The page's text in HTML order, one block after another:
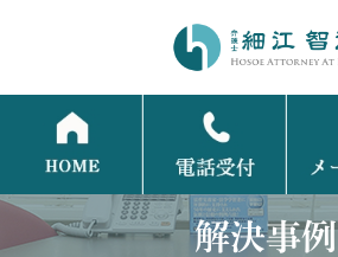
解決事例